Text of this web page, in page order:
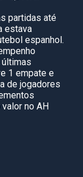
partidas até
estava
espanhol.
1 empate e
de jogadores
no AH